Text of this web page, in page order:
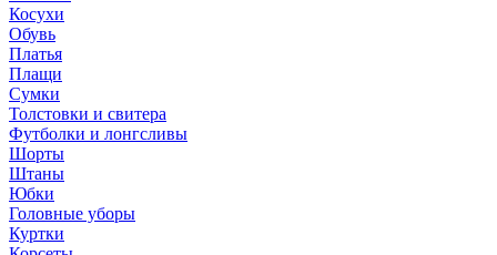
Косухи
Обувь
Платья
Плащи
Сумки
Толстовки и свитера
Футболки и лонгсливы
Шорты
Штаны
Юбки
Головные уборы
Куртки